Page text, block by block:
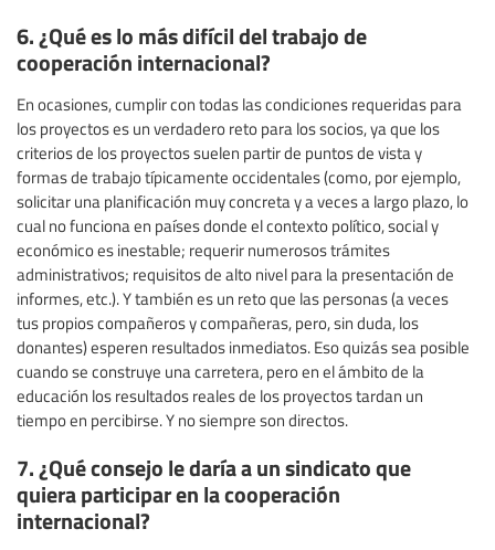
6. ¿Qué es lo más difícil del trabajo de
cooperación internacional?
En ocasiones, cumplir con todas las condiciones requeridas para
los proyectos es un verdadero reto para los socios, ya que los
criterios de los proyectos suelen partir de puntos de vista y
formas de trabajo típicamente occidentales (como, por ejemplo,
solicitar una planificación muy concreta y a veces a largo plazo, lo
cual no funciona en países donde el contexto político, social y
económico es inestable; requerir numerosos trámites
administrativos; requisitos de alto nivel para la presentación de
informes, etc.). Y también es un reto que las personas (a veces
tus propios compañeros y compañeras, pero, sin duda, los
donantes) esperen resultados inmediatos. Eso quizás sea posible
cuando se construye una carretera, pero en el ámbito de la
educación los resultados reales de los proyectos tardan un
tiempo en percibirse. Y no siempre son directos.
7. ¿Qué consejo le daría a un sindicato que
quiera participar en la cooperación
internacional?